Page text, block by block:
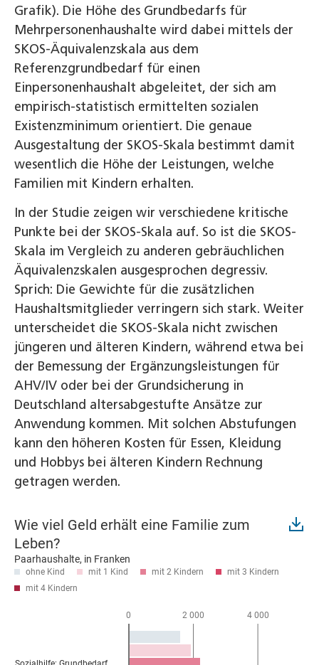
Grafik). Die Höhe des Grundbedarfs für
Mehrpersonenhaushalte wird dabei mittels der
SKOS-Äquivalenzskala aus dem
Referenzgrundbedarf für einen
Einpersonenhaushalt abgeleitet, der sich am
empirisch-statistisch ermittelten sozialen
Existenzminimum orientiert. Die genaue
Ausgestaltung der SKOS-Skala bestimmt damit
wesentlich die Höhe der Leistungen, welche
Familien mit Kindern erhalten.
In der Studie zeigen wir verschiedene kritische
Punkte bei der SKOS-Skala auf. So ist die SKOS-
Skala im Vergleich zu anderen gebräuchlichen
Äquivalenzskalen ausgesprochen degressiv.
Sprich: Die Gewichte für die zusätzlichen
Haushaltsmitglieder verringern sich stark. Weiter
unterscheidet die SKOS-Skala nicht zwischen
jüngeren und älteren Kindern, während etwa bei
der Bemessung der Ergänzungsleistungen für
AHV/IV oder bei der Grundsicherung in
Deutschland altersabgestufte Ansätze zur
Anwendung kommen. Mit solchen Abstufungen
kann den höheren Kosten für Essen, Kleidung
und Hobbys bei älteren Kindern Rechnung
getragen werden.